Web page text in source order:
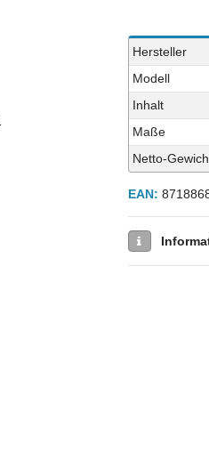
Technisches
Merkmal
Wert
Hersteller
Modell
Inhalt
Maße
Netto-
EAN: